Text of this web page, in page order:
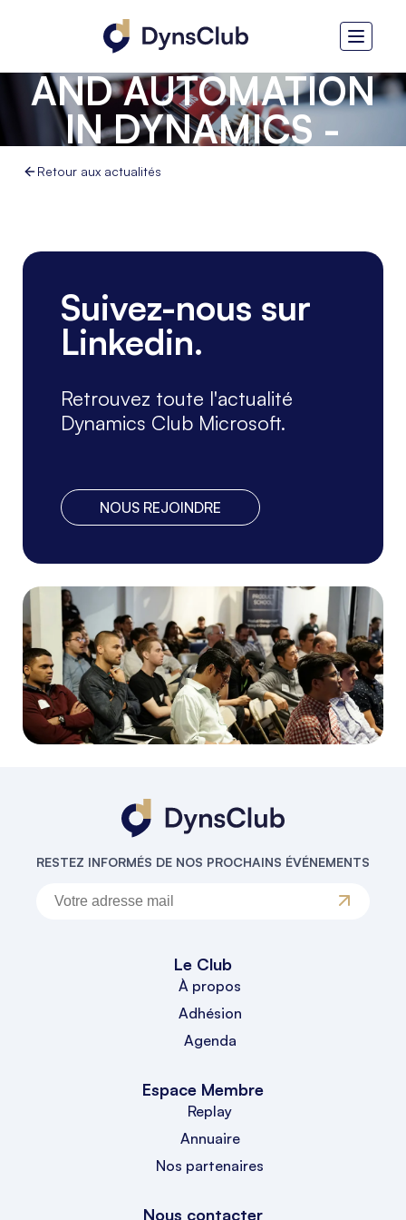
TEST STRATEGY
AND AUTOMATION
IN DYNAMICS -
ENGAGE
Retour aux actualités
Suivez-nous sur
Linkedin.
Retrouvez toute l'actualité
Dynamics Club Microsoft.
NOUS REJOINDRE
RESTEZ INFORMÉS DE NOS PROCHAINS ÉVÉNEMENTS
Le Club
À propos
Adhésion
Agenda
Espace Membre
Replay
Annuaire
Nos partenaires
Nous contacter